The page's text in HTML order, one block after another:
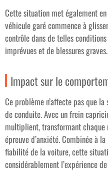
Cette situation met également
véhicule garé commence à
contrôle dans de telles
imprévues et de blessures graves.
Impact sur le
Ce problème n’affecte pas que
de conduite. Avec un frein
multiplient, transformant
épreuve d’anxiété. Combinée à
fiabilité de la voiture, cette
considérablement l’expérience